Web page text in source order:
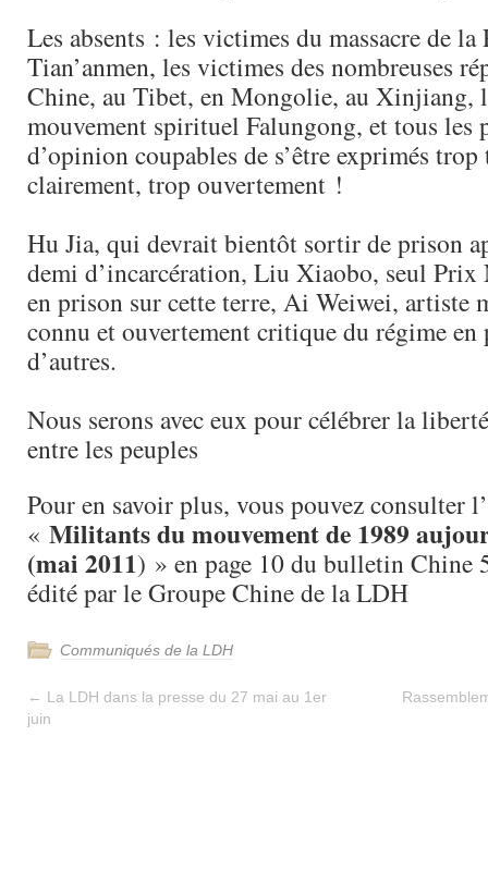
Les absents : les victimes du massacre de la
Tian’anmen, les victimes des nombreuses
Chine, au Tibet, en Mongolie, au Xinjiang,
mouvement spirituel Falungong, et tous les
d’opinion coupables de s’être exprimés
clairement, trop ouvertement !
Hu Jia, qui devrait bientôt sortir de prison
demi d’incarcération, Liu Xiaobo, seul Prix
en prison sur cette terre, Ai Weiwei, artiste
connu et ouvertement critique du régime en
d’autres.
Nous serons avec eux pour célébrer la
entre les peuples
Pour en savoir plus, vous pouvez consulter
« Militants du mouvement de 1989
(mai 2011) » en page 10 du bulletin Chine
édité par le Groupe Chine de la LDH
Communiqués de la LDH
← La LDH dans la presse du 27 mai au 1er
juin